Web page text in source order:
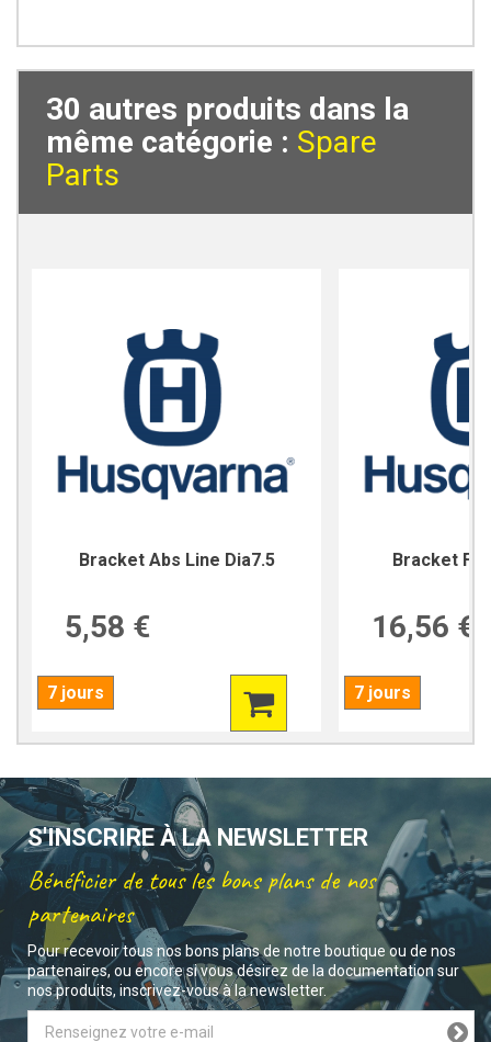
30 autres produits dans la
même catégorie : Spare
Parts
Bracket Abs Line Dia7.5
5,58 €
7 jours
Bracket
16,56 €
7 jours
S'INSCRIRE À LA NEWSLETTER
Bénéficier de tous les bons plans de nos
partenaires
Pour recevoir tous nos bons plans de notre boutique ou de nos
partenaires, ou encore si vous désirez de la documentation sur
nos produits, inscrivez-vous à la newsletter.